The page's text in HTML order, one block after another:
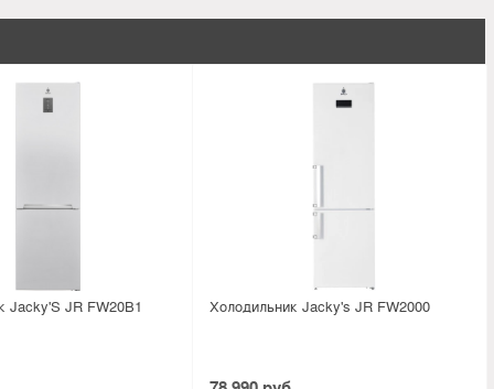
Jacky'S JR FW20B1 Холодильник Jacky's JR FW2000